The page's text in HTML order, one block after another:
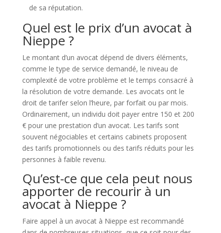
de sa réputation.
Quel est le prix d’un avocat à
Nieppe ?
Le montant d’un avocat dépend de divers éléments,
comme le type de service demandé, le niveau de
complexité de votre problème et le temps consacré à
la résolution de votre demande. Les avocats ont le
droit de tarifer selon l’heure, par forfait ou par mois.
Ordinairement, un individu doit payer entre 150 et 200
€ pour une prestation d’un avocat. Les tarifs sont
souvent négociables et certains cabinets proposent
des tarifs promotionnels ou des tarifs réduits pour les
personnes à faible revenu.
Qu’est-ce que cela peut nous
apporter de recourir à un
avocat à Nieppe ?
Faire appel à un avocat à Nieppe est recommandé